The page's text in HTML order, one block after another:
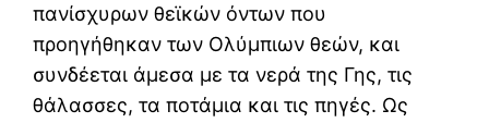
πανίσχυρων θεϊκών όντων που
προηγήθηκαν των Ολύμπιων θεών, και
συνδέεται άμεσα με τα νερά της Γης, τις
θάλασσες, τα ποτάμια και τις πηγές. Ως